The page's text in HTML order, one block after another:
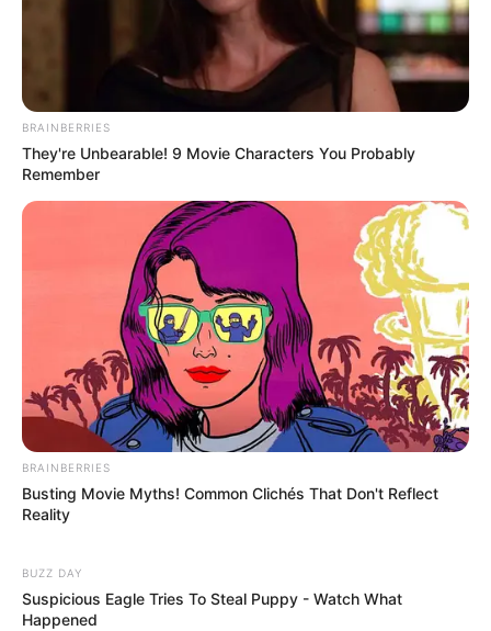
Wer also Lust hat, ein Stück französische Küche
neu zu entdecken und gleichzeitig gesund zu
genießen, sollte unbedingt ausprobieren:
Gesund & köstlich: crepes rezept einfach neu
entdeckt!
– einfach, lecker und voller Vielfalt.
BRAINBERRIES
They're Unbearable! 9 Movie Characters You Probably
Remember
BRAINBERRIES
Busting Movie Myths! Common Clichés That Don't Reflect
Reality
BUZZ DAY
Suspicious Eagle Tries To Steal Puppy - Watch What
Happened